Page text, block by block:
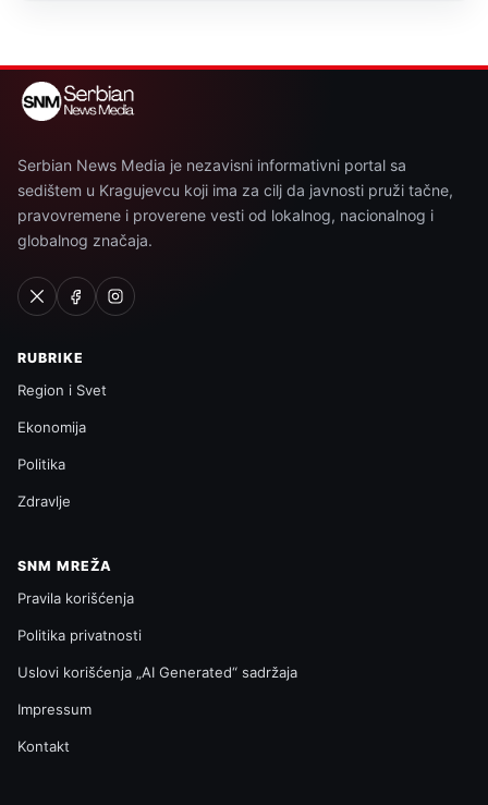
Serbian News Media je nezavisni informativni portal sa
sedištem u Kragujevcu koji ima za cilj da javnosti pruži tačne,
pravovremene i proverene vesti od lokalnog, nacionalnog i
globalnog značaja.
RUBRIKE
Region i Svet
Ekonomija
Politika
Zdravlje
SNM MREŽA
Pravila korišćenja
Politika privatnosti
Uslovi korišćenja „AI Generated“ sadržaja
Impressum
Kontakt